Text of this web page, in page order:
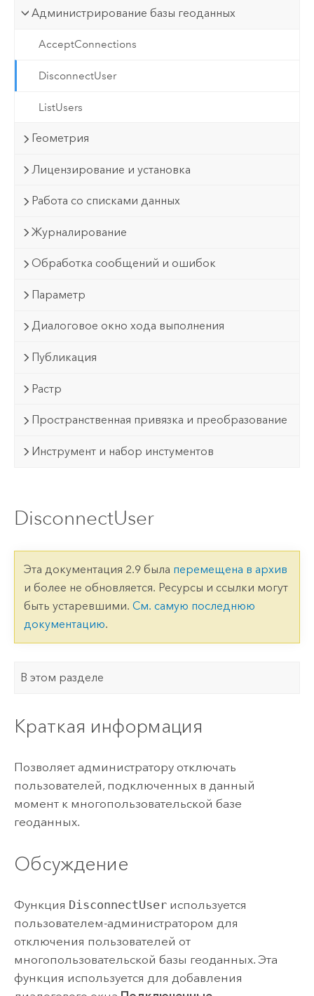
Администрирование базы геоданных
AcceptConnections
DisconnectUser
ListUsers
Геометрия
Лицензирование и установка
Работа со списками данных
Журналирование
Обработка сообщений и ошибок
Параметр
Диалоговое окно хода выполнения
Публикация
Растр
Пространственная привязка и преобразование
Инструмент и набор инстументов
DisconnectUser
Эта документация 2.9 была перемещена в архив
и более не обновляется. Ресурсы и ссылки могут
быть устаревшими. См. самую последнюю
документацию.
В этом разделе
Краткая информация
Позволяет администратору отключать
пользователей, подключенных в данный
момент к многопользовательской базе
геоданных.
Обсуждение
Функция DisconnectUserиспользуется
пользователем-администратором для
отключения пользователей от
многопользовательской базы геоданных. Эта
функция используется для добавления